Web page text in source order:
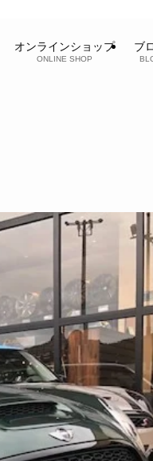
オンラインショップ
ONLINE SHOP
ブ